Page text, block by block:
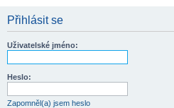
Přihlásit se
Uživatelské jméno:
Heslo:
Zapomněl(a) jsem heslo